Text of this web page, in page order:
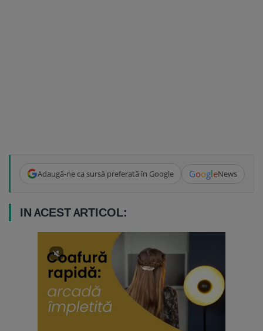
Adaugă-ne ca sursă preferată în Google GoogleNews
IN ACEST ARTICOL: